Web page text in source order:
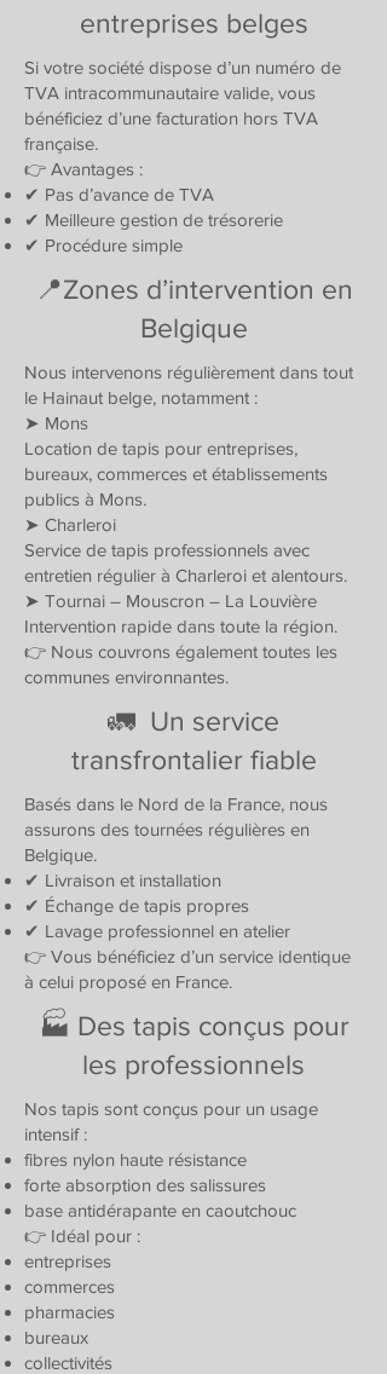
entreprises belges
Si votre société dispose d’un numéro de
TVA intracommunautaire valide, vous
bénéficiez d’une facturation hors TVA
française.
👉 Avantages :
✔ Pas d’avance de TVA
✔ Meilleure gestion de trésorerie
✔ Procédure simple
📍Zones d’intervention en
Belgique
Nous intervenons régulièrement dans tout
le Hainaut belge, notamment :
➤ Mons
Location de tapis pour entreprises,
bureaux, commerces et établissements
publics à Mons.
➤ Charleroi
Service de tapis professionnels avec
entretien régulier à Charleroi et alentours.
➤ Tournai – Mouscron – La Louvière
Intervention rapide dans toute la région.
👉 Nous couvrons également toutes les
communes environnantes.
🚛 Un service
transfrontalier fiable
Basés dans le Nord de la France, nous
assurons des tournées régulières en
Belgique.
✔ Livraison et installation
✔ Échange de tapis propres
✔ Lavage professionnel en atelier
👉 Vous bénéficiez d’un service identique
à celui proposé en France.
🏭 Des tapis conçus pour
les professionnels
Nos tapis sont conçus pour un usage
intensif :
fibres nylon haute résistance
forte absorption des salissures
base antidérapante en caoutchouc
👉 Idéal pour :
entreprises
commerces
pharmacies
bureaux
collectivités